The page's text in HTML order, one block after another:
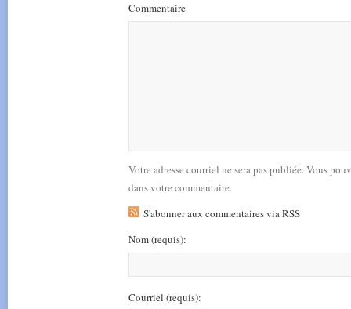
Commentaire
Votre adresse courriel ne sera pas publiée. Vous
dans votre commentaire.
S'abonner aux commentaires via RSS
Nom(requis):
Courriel (requis):